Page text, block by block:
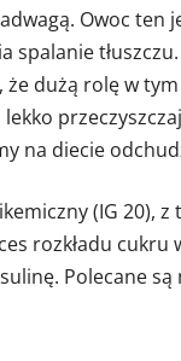
Owoc
spalanie
dużą rolę w
na diecie
(IG 20),
rozkładu
Polecane